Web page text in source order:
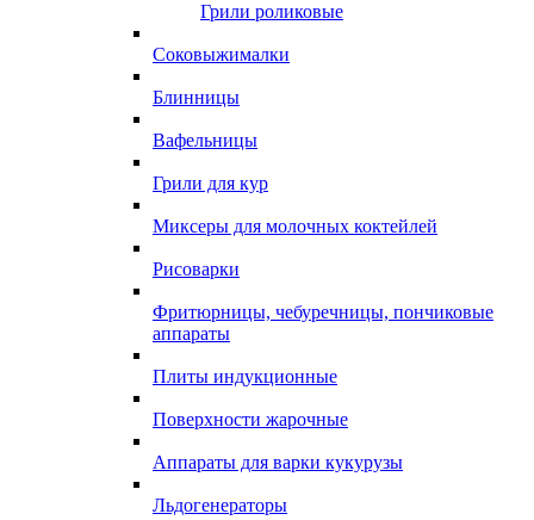
Грили роликовые
Соковыжималки
Блинницы
Вафельницы
Грили для кур
Миксеры для молочных коктейлей
Рисоварки
Фритюрницы, чебуречницы, пончиковые
аппараты
Плиты индукционные
Поверхности жарочные
Аппараты для варки кукурузы
Льдогенераторы